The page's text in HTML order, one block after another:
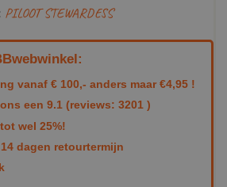
PILOOT STEWARDESS
vanaf € 100,- anders maar €4,95 !
een 9.1 (reviews: 3201 )
wel 25%!
dagen retourtermijn